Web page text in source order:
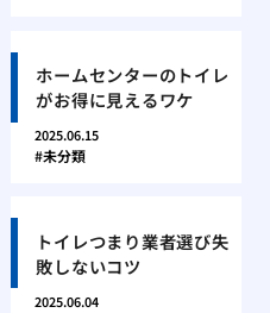
ホームセンターのトイレ
がお得に見えるワケ
2025.06.15
未分類
トイレつまり業者選び失
敗しないコツ
2025.06.04